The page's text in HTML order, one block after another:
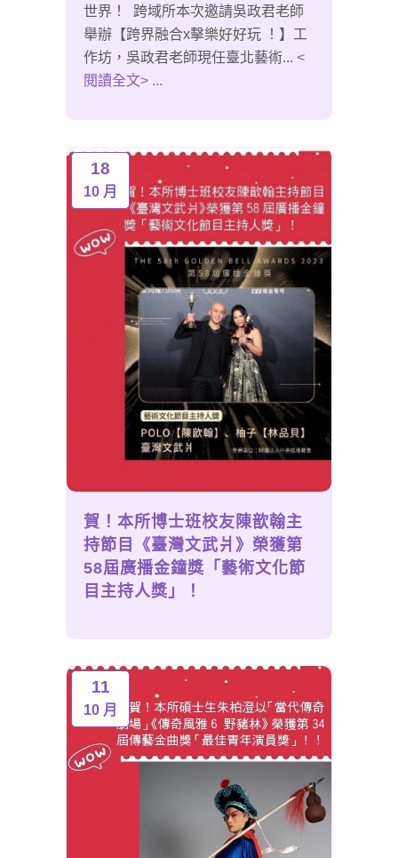
世界！ 跨域所本次邀請吳政君老師
舉辦【跨界融合x擊樂好好玩 ！】工
作坊，吳政君老師現任臺北藝術... <
閱讀全文> ...
18
10 月
賀！本所博士班校友陳歆翰主
持節目《臺灣文武爿》榮獲第
58屆廣播金鐘獎「藝術文化節
目主持人獎」！
11
10 月